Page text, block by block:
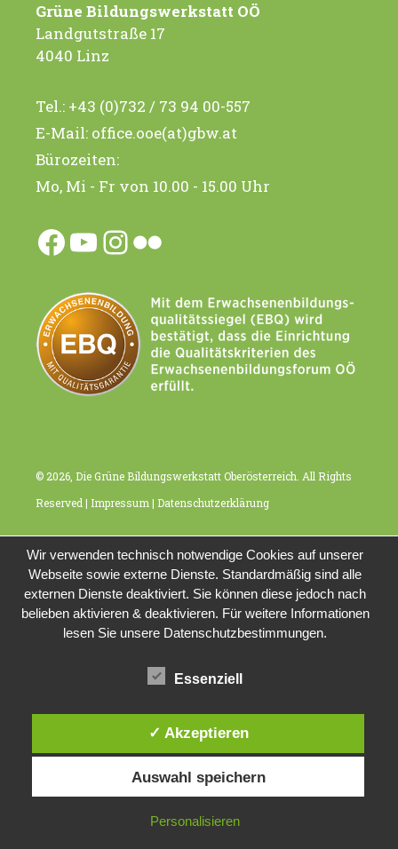
Grüne Bildungswerkstatt OÖ
Landgutstraße 17
4040 Linz
Tel.: +43 (0)732 / 73 94 00-557
E-Mail: office.ooe(at)gbw.at
Bürozeiten:
Mo, Mi - Fr von 10.00 - 15.00 Uhr
Facebook
YouTube
Instagram
Flickr
© 2026, Die Grüne Bildungswerkstatt Oberösterreich. All Rights
Reserved | Impressum | Datenschutzerklärung
Wir verwenden technisch notwendige Cookies auf unserer
Webseite sowie externe Dienste. Standardmäßig sind alle
externen Dienste deaktiviert. Sie können diese jedoch nach
belieben aktivieren & deaktivieren. Für weitere Informationen
lesen Sie unsere Datenschutzbestimmungen.
Essenziell
✓ Akzeptieren
Auswahl speichern
Personalisieren